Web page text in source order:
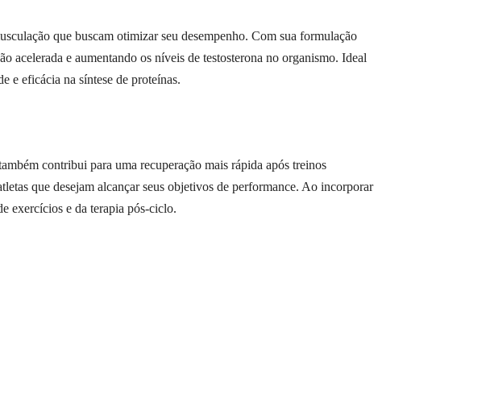
que buscam otimizar seu desempenho. Com sua formulação
acelerada e aumentando os níveis de testosterona no organismo. Ideal
e eficácia na síntese de proteínas.
contribui para uma recuperação mais rápida após treinos
que desejam alcançar seus objetivos de performance. Ao incorporar
exercícios e da terapia pós-ciclo.